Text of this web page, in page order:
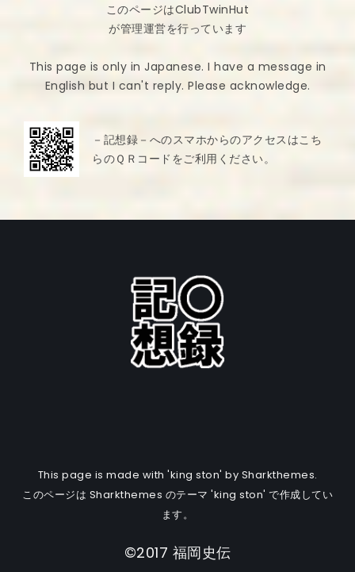
このページはClubTwinHut
が管理運営を行っています
This page is only in Japanese. I have a message in
English but I can't reply. Please acknowledge.
－記想録－へのスマホからのアクセスはこち
らのＱＲコードをご利用ください。
This page is made with 'king ston' by Sharkthemes.
このページは Sharkthemes のテーマ 'king ston' で作成してい
ます。
©2017 福岡史伝